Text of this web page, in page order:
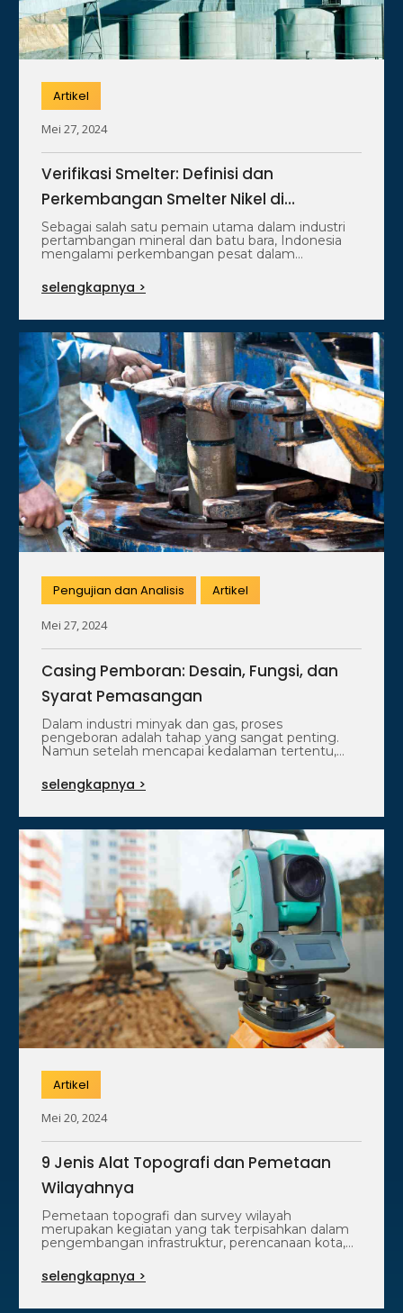
Artikel
Mei 27, 2024
Verifikasi Smelter: Definisi dan
Perkembangan Smelter Nikel di
Indonesia
Sebagai salah satu pemain utama dalam industri
pertambangan mineral dan batu bara, Indonesia
mengalami perkembangan pesat dalam
selengkapnya >
Pengujian dan Analisis Artikel
Mei 27, 2024
Casing Pemboran: Desain, Fungsi, dan
Syarat Pemasangan
Dalam industri minyak dan gas, proses
pengeboran adalah tahap yang sangat penting.
Namun setelah mencapai kedalaman tertentu,
selengkapnya >
Artikel
Mei 20, 2024
9 Jenis Alat Topografi dan Pemetaan
Wilayahnya
Pemetaan topografi dan survey wilayah
merupakan kegiatan yang tak terpisahkan dalam
pengembangan infrastruktur, perencanaan kota,
selengkapnya >